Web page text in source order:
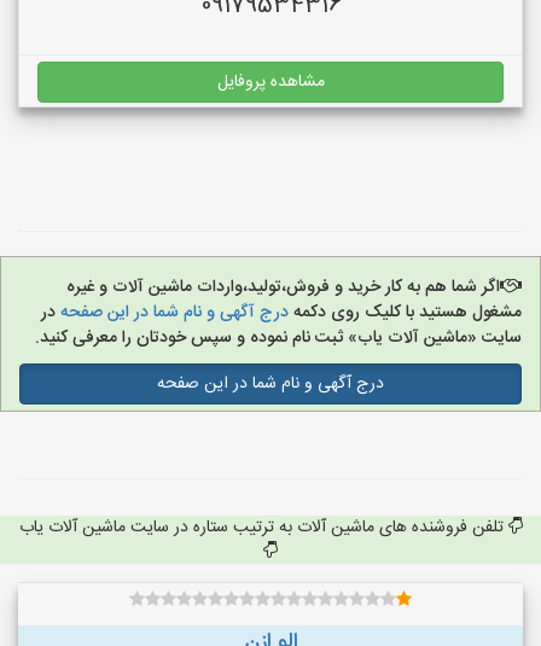
مشاهده پروفایل
اگر شما هم به کار خرید و فروش،تولید،واردات ماشین آلات و غیره
مشغول هستید با کلیک روی دکمهدرج آگهی و نام شما در این صفحهدر
سایت «ماشین آلات یاب» ثبت نام نموده و سپس خودتان را معرفی کنید.
درج آگهی و نام شما در این صفحه
تلفن فروشنده های ماشین آلات به ترتیب ستاره در سایت ماشین آلات یاب